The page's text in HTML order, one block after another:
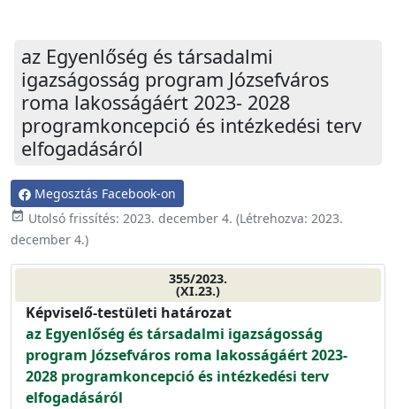
az Egyenlőség és társadalmi
igazságosság program Józsefváros
roma lakosságáért 2023- 2028
programkoncepció és intézkedési terv
elfogadásáról
Megosztás Facebook-on
event_available Utolsó frissítés: 2023. december 4. (Létrehozva: 2023.
december 4.)
355/2023.
(XI.23.)
Képviselő-testületi határozat
az Egyenlőség és társadalmi igazságosság
program Józsefváros roma lakosságáért 2023-
2028 programkoncepció és intézkedési terv
elfogadásáról